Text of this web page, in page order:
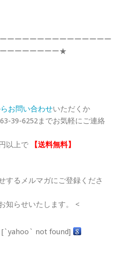
ーーーーーーーーーーーーーー
ーーーーーーー★
お問い合わせいただくか
39-6252までお気軽にご連絡
以上で
【送料無料】
するメルマガにご登録くださ
知らせいたします。 <
[`yahoo` not found]